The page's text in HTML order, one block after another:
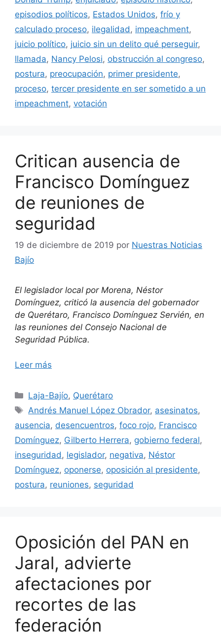
episodios políticos, Estados Unidos, frío y
calculado proceso, ilegalidad , impeachment,
juicio político, juicio sin un delito qué perseguir,
llamada, Nancy Pelosi, obstrucción al congreso,
postura, preocupación, primer presidente,
proceso, tercer presidente en ser sometido a un
impeachment, votación
Critican ausencia de
Francisco Domínguez
de reuniones de
seguridad
19 de diciembre de 2019 por Nuestras Noticias
Bajío
El legislador local por Morena, Néstor
Domínguez, criticó la ausencia del gobernador
de Querétaro, Francisco Domínguez Servién, en
las reuniones del Consejo Nacional de
Seguridad Pública.
Leer más
Categorías
Laja-Bajío, Querétaro
Etiquetas
Andrés Manuel López Obrador, asesinatos,
ausencia, desencuentros, foco rojo, Francisco
Domínguez, Gilberto Herrera, gobierno federal,
inseguridad , legislador, negativa, Néstor
Domínguez, oponerse, oposición al presidente,
postura, reuniones, seguridad
Oposición del PAN en
Jaral, advierte
afectaciones por
recortes de las
federación